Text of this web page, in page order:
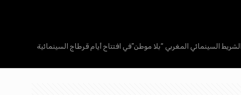
الشريط السينمائي المغربي “بلا موطن”في افتتاح أيام قرطاج السينمائية